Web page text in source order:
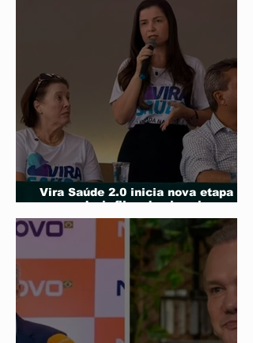
Vira Saúde 2.0 inicia nova etapa
para reduzir filas de cirurgias
eletivas